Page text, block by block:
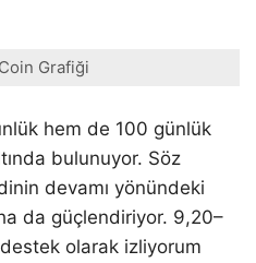
Grafiği
hem de 100 günlük
bulunuyor. Söz
devamı yönündeki
da güçlendiriyor. 9,20–
destek olarak izliyorum